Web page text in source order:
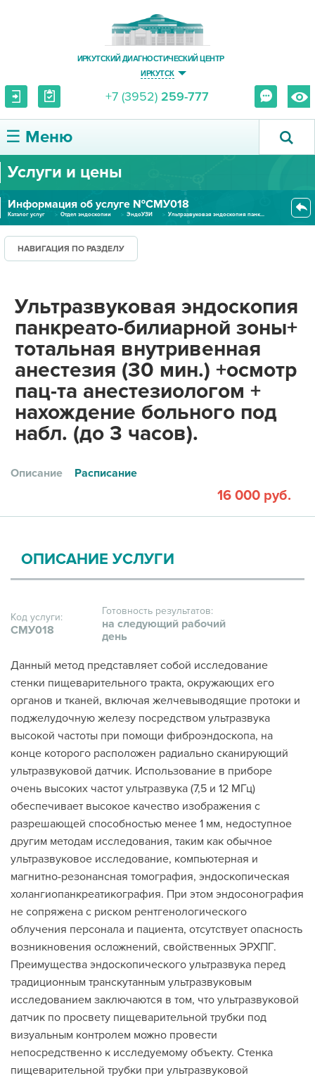
ИРКУТСКИЙ ДИАГНОСТИЧЕСКИЙ ЦЕНТР
ИРКУТСК
+7 (3952) 259-777
☰ Меню
О ЦЕНТРЕ
УСЛУГИ И ЦЕНЫ
ПАЦИЕНТУ
ПРАВОВАЯ ИНФОРМАЦИЯ
Услуги и цены
Информация об услуге №СМУ018
Каталог услуг Отдел эндоскопии ЭндоУЗИ Ультразвуковая эндоскопия панк...
НАВИГАЦИЯ ПО РАЗДЕЛУ
Ультразвуковая эндоскопия
панкреато-билиарной зоны+
тотальная внутривенная
анестезия (30 мин.) +осмотр
пац-та анестезиологом +
нахождение больного под
набл. (до 3 часов).
Описание Расписание
16 000 руб.
ОПИСАНИЕ УСЛУГИ
Код услуги:
СМУ018
Готовность результатов:
на следующий рабочий
день
Данный метод представляет собой исследование
стенки пищеварительного тракта, окружающих его
органов и тканей, включая желчевыводящие протоки и
поджелудочную железу посредством ультразвука
высокой частоты при помощи фиброэндоскопа, на
конце которого расположен радиально сканирующий
ультразвуковой датчик. Использование в приборе
очень высоких частот ультразвука (7,5 и 12 МГц)
обеспечивает высокое качество изображения с
разрешающей способностью менее 1 мм, недоступное
другим методам исследования, таким как обычное
ультразвуковое исследование, компьютерная и
магнитно-резонансная томография, эндоскопическая
холангиопанкреатикография. При этом эндосонография
не сопряжена с риском рентгенологического
облучения персонала и пациента, отсутствует опасность
возникновения осложнений, свойственных ЭРХПГ.
Преимущества эндоскопического ультразвука перед
традиционным транскутанным ультразвуковым
исследованием заключаются в том, что ультразвуковой
датчик по просвету пищеварительной трубки под
визуальным контролем можно провести
непосредственно к исследуемому объекту. Стенка
пищеварительной трубки при ультразвуковой